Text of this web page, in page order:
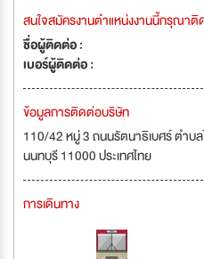
สนใจสมัครงานตำแหน่งงานนี้กรุณา
ชื่อผู้ติดต่อ :
เบอร์ผู้ติดต่อ :
ข้อมูลการติดต่อบริษัท
110/42 หมู่ 3 ถนนรัตนาธิเบศร์ ตำบ
นนทบุรี 11000 ประเทศไทย
การเดินทาง